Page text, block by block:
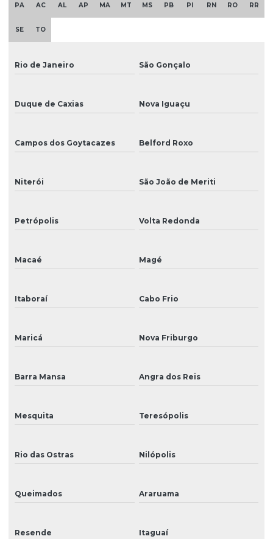
Impressora dtg
Impressora eco solvente pequena
Impressora grande formato solvente
Impressora para impressão em vinil
Impressora jato de tinta
Impressora para placas externas
Impressora uv
Manutenção de cabeças de impressão
Manutenção corretiva e preventiva
PA AC AL AP MA MT MS PB PI RN RO RR
SE TO
Rio de Janeiro São Gonçalo
Duque de Caxias Nova Iguaçu
Campos dos Goytacazes Belford Roxo
Niterói São João de Meriti
Petrópolis Volta Redonda
Macaé Magé
Itaboraí Cabo Frio
Maricá Nova Friburgo
Barra Mansa Angra dos Reis
Mesquita Teresópolis
Rio das Ostras Nilópolis
Queimados Araruama
Resende Itaguaí